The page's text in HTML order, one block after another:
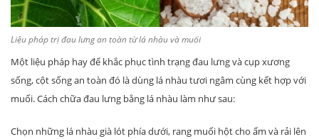
Liệu pháp trị đau lưng an toàn từ lá nhàu và muối
Một liệu pháp hay để khắc phục tình trạng đau lưng và cụp xương
sống, cột sống an toàn đó là dùng lá nhàu tươi ngâm cùng kết hợp với
muối. Cách chữa đau lưng bằng lá nhàu làm như sau:
Chọn những lá nhàu già lót phía dưới, rang muối hột cho ấm và rải lên